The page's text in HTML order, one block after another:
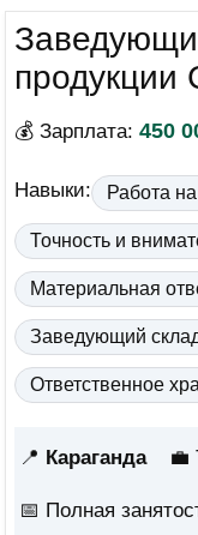
💰 Зарплата: 450
Навыки: Работа
Точность и
Материальная
Заведующий
Ответственное
📍 Караганда 💼
📅 Полная